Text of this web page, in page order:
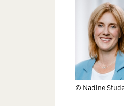
© Nadine